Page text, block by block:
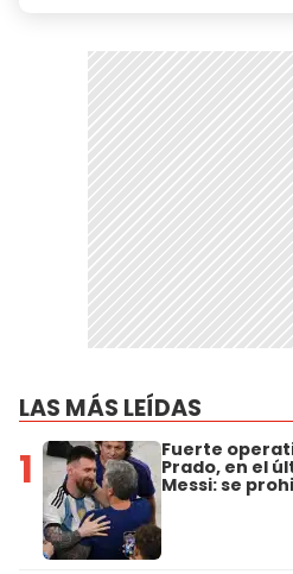
LAS MÁS LEÍDAS
1 Fuerte
Prado, en el
Messi: se